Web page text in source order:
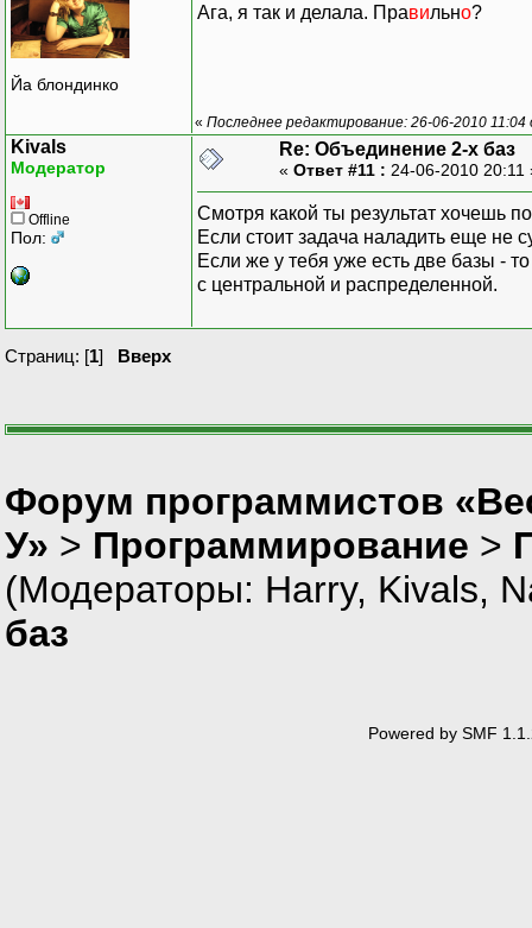
Йа блондинко
Ага, я так и делала. Правильно?
« Последнее редактирование: 26-06-2010 11:04
Kivals
Модератор
Offline
Пол:
Re: Объединение 2-х баз
« Ответ #11 : 24-06-2010
Смотря какой ты результат хочешь
Если стоит задача наладить еще не
Если же у тебя уже есть две базы -
с центральной и распределенной.
Страниц: [1] Вверх
Форум программистов
У» > Программирование >
(Модераторы: Harry, Kivals,
баз
Powered by SMF